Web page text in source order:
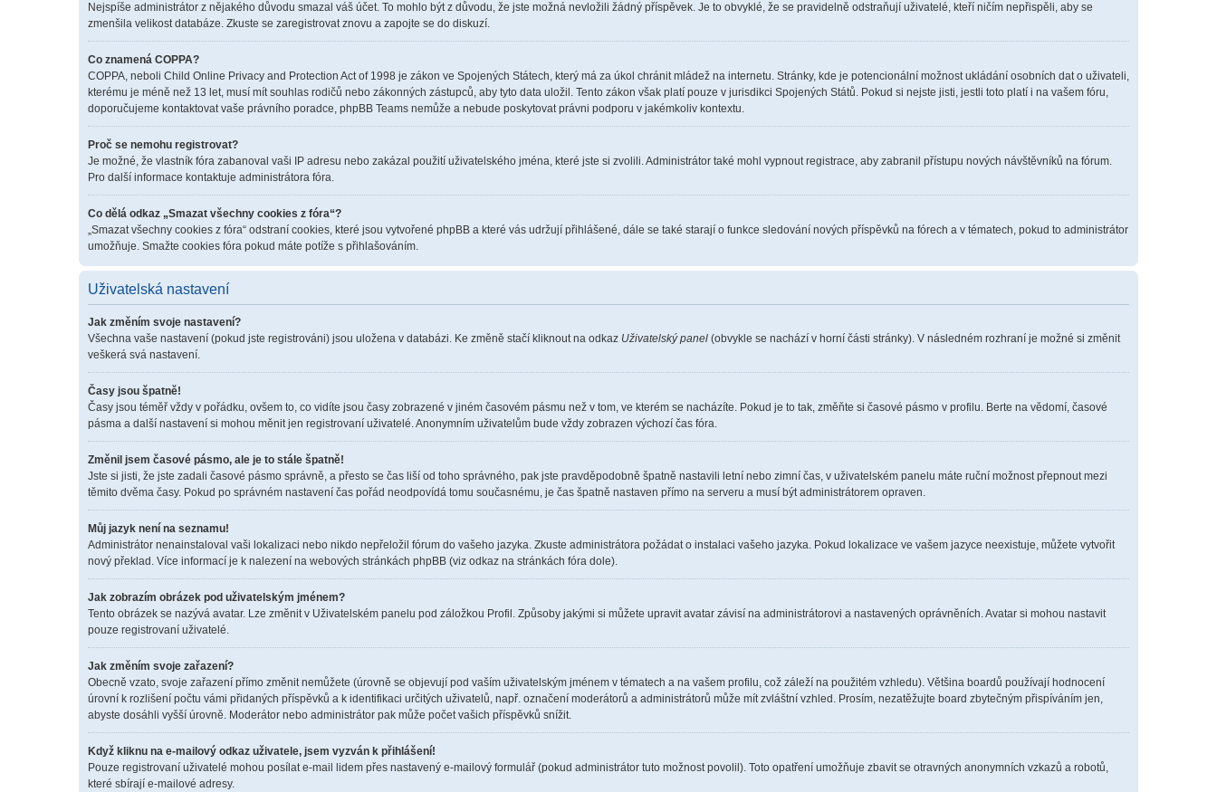
Nejspíše administrátor z nějakého důvodu smazal váš účet. To mohlo být z důvodu, že jste možná nevložili žádný příspěvek. Je to obvyklé, že se pravidelně odstraňují uživatelé, kteří ničím nepřispěli, aby se
zmenšila velikost databáze. Zkuste se zaregistrovat znovu a zapojte se do diskuzí.
Co znamená COPPA?
COPPA, neboli Child Online Privacy and Protection Act of 1998 je zákon ve Spojených Státech, který má za úkol chránit mládež na internetu. Stránky, kde je potencionální možnost ukládání osobních dat o uživateli,
kterému je méně než 13 let, musí mít souhlas rodičů nebo zákonných zástupců, aby tyto data uložil. Tento zákon však platí pouze v jurisdikci Spojených Států. Pokud si nejste jisti, jestli toto platí i na vašem fóru,
doporučujeme kontaktovat vaše právního poradce, phpBB Teams nemůže a nebude poskytovat právni podporu v jakémkoliv kontextu.
Proč se nemohu registrovat?
Je možné, že vlastník fóra zabanoval vaši IP adresu nebo zakázal použití uživatelského jména, které jste si zvolili. Administrátor také mohl vypnout registrace, aby zabranil přístupu nových návštěvníků na fórum.
Pro další informace kontaktuje administrátora fóra.
Co dělá odkaz „Smazat všechny cookies z fóra“?
„Smazat všechny cookies z fóra“ odstraní cookies, které jsou vytvořené phpBB a které vás udržují přihlášené, dále se také starají o funkce sledování nových příspěvků na fórech a v tématech, pokud to administrátor
umožňuje. Smažte cookies fóra pokud máte potíže s přihlašováním.
Uživatelská nastavení
Jak změním svoje nastavení?
Všechna vaše nastavení (pokud jste registrováni) jsou uložena v databázi. Ke změně stačí kliknout na odkaz Uživatelský panel (obvykle se nachází v horní části stránky). V následném rozhraní je možné si změnit
veškerá svá nastavení.
Časy jsou špatně!
Časy jsou téměř vždy v pořádku, ovšem to, co vidíte jsou časy zobrazené v jiném časovém pásmu než v tom, ve kterém se nacházíte. Pokud je to tak, změňte si časové pásmo v profilu. Berte na vědomí, časové
pásma a další nastavení si mohou měnit jen registrovaní uživatelé. Anonymním uživatelům bude vždy zobrazen výchozí čas fóra.
Změnil jsem časové pásmo, ale je to stále špatně!
Jste si jisti, že jste zadali časové pásmo správně, a přesto se čas liší od toho správného, pak jste pravděpodobně špatně nastavili letní nebo zimní čas, v uživatelském panelu máte ruční možnost přepnout mezi
těmito dvěma časy. Pokud po správném nastavení čas pořád neodpovídá tomu současnému, je čas špatně nastaven přímo na serveru a musí být administrátorem opraven.
Můj jazyk není na seznamu!
Administrátor nenainstaloval vaši lokalizaci nebo nikdo nepřeložil fórum do vašeho jazyka. Zkuste administrátora požádat o instalaci vašeho jazyka. Pokud lokalizace ve vašem jazyce neexistuje, můžete vytvořit
nový překlad. Více informací je k nalezení na webových stránkách phpBB (viz odkaz na stránkách fóra dole).
Jak zobrazím obrázek pod uživatelským jménem?
Tento obrázek se nazývá avatar. Lze změnit v Uživatelském panelu pod záložkou Profil. Způsoby jakými si můžete upravit avatar závisí na administrátorovi a nastavených oprávněních. Avatar si mohou nastavit
pouze registrovaní uživatelé.
Jak změním svoje zařazení?
Obecně vzato, svoje zařazení přímo změnit nemůžete (úrovně se objevují pod vaším uživatelským jménem v tématech a na vašem profilu, což záleží na použitém vzhledu). Většina boardů používají hodnocení
úrovní k rozlišení počtu vámi přidaných příspěvků a k identifikaci určitých uživatelů, např. označení moderátorů a administrátorů může mít zvláštní vzhled. Prosím, nezatěžujte board zbytečným přispíváním jen,
abyste dosáhli vyšší úrovně. Moderátor nebo administrátor pak může počet vašich příspěvků snížit.
Když kliknu na e-mailový odkaz uživatele, jsem vyzván k přihlášení!
Pouze registrovaní uživatelé mohou posílat e-mail lidem přes nastavený e-mailový formulář (pokud administrátor tuto možnost povolil). Toto opatření umožňuje zbavit se otravných anonymních vzkazů a robotů,
které sbírají e-mailové adresy.